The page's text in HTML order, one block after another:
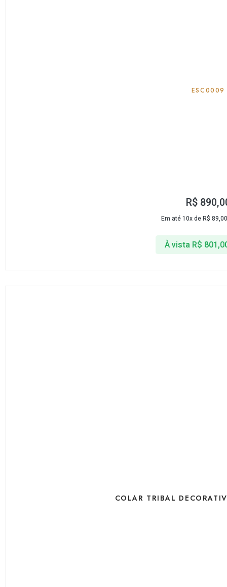
ESC0009
R$
Em até 10x deR$ 89,00
À vista R$
COLAR TRIBAL